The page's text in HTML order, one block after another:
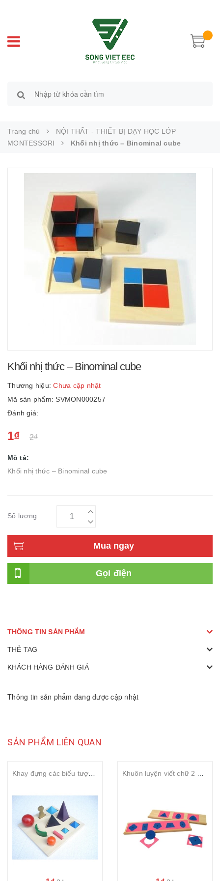
Trang chủ
NỘI THẤT - THIẾT BỊ DẠY HỌC LỚP
MONTESSORI
Khối nhị thức – Binominal cube
Khối nhị thức – Binominal cube
Thương hiệu: Chưa cập nhật
Mã sản phẩm: SVMON000257
Đánh giá:
1₫ 2₫
Mô tả:
Khối nhị thức – Binominal cube
Số lượng
Mua ngay
Gọi điện
THÔNG TIN SẢN PHẨM
THẺ TAG
KHÁCH HÀNG ĐÁNH GIÁ
Thông tin sản phẩm đang được cập nhật
SẢN PHẨM LIÊN QUAN